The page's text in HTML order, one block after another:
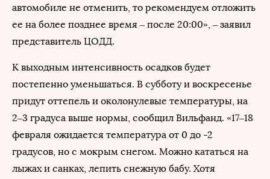
автомобиле не отменить, то рекомендуем отложить
ее на более позднее время – после 20:00», – заявил
представитель ЦОДД.
К выходным интенсивность осадков будет
постепенно уменьшаться. В субботу и воскресенье
придут оттепель и околонулевые температуры, на
2–3 градуса выше нормы, сообщил Вильфанд. «17–18
февраля ожидается температура от 0 до -2
градусов, но с мокрым снегом. Можно кататься на
лыжах и санках, лепить снежную бабу. Хотя